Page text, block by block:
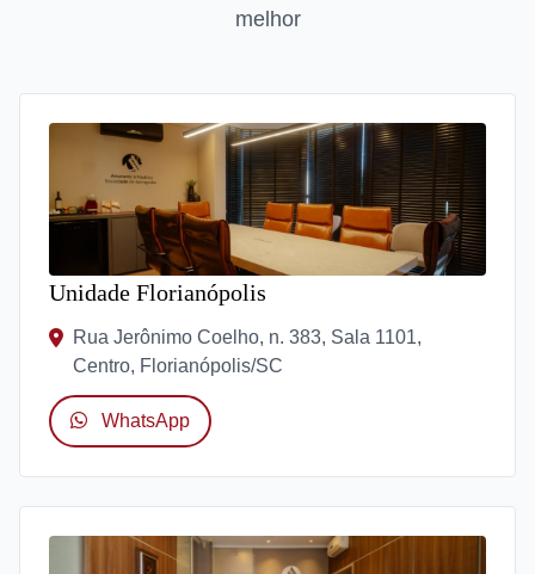
melhor
Unidade Florianópolis
Rua Jerônimo Coelho, n. 383, Sala 1101,
Centro, Florianópolis/SC
WhatsApp